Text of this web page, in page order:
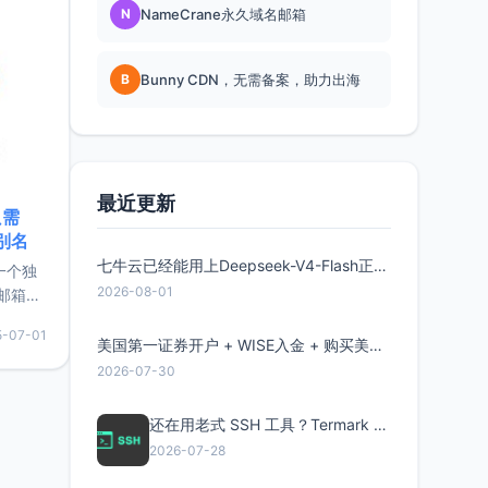
名
个独
箱等
较有
惠的
07-01
N NameCrane永久域名邮箱
B Bunny CDN，无需备案，助力出海
最近更新
七牛云已经能用上Deepseek-V4-Flash正式版了，点此领取300万Token
2026-08-01
美国第一证券开户 + WISE入金 + 购买美股全流程分享
2026-07-30
还在用老式 SSH 工具？Termark 新一代跨平台智能SSH客户端了解一下
2026-07-28